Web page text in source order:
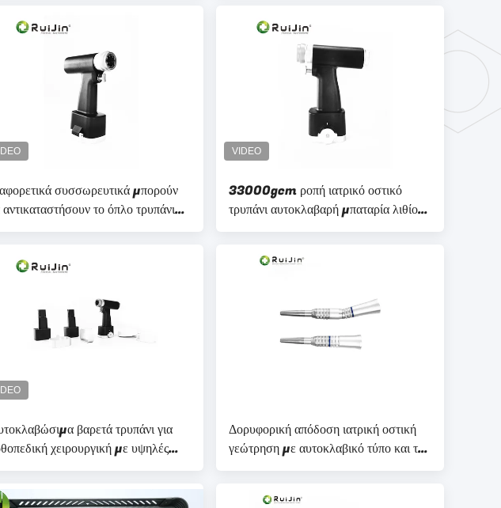
συσσωρευτικά μπορούν
το όπλο τρυπάνι
με μπαταρία λιθίου για την
33000gcm ροπή ιατρικό οστικό
τρυπάνι αυτοκλαβαρή μπαταρία λιθίου
για νευροχειρουργική
βαρετά τρυπάνι για
χειρουργική με υψηλές
Δορυφορική απόδοση ιατρική οστική
γεώτρηση με αυτοκλαβικό τύπο και τη
μπαταρία λιθίου